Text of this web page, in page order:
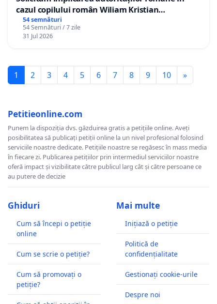
cazul copilului român Wiliam Kristian
Gheorghe, aflat în plasament în Danemarca de
12 ani
54 semnături
54 Semnături / 7 zile
31 Jul 2026
1 2 3 4 5 6 7 8 9 10 »
Petitieonline.com
Punem la dispoziția dvs. găzduirea gratis a petițiile online. Aveți
posibilitatea să publicați petiții online la un nivel profesional folosind
serviciile noastre dedicate. Petițiile noastre se regăsesc în mass media
în fiecare zi. Publicarea petițiilor prin intermediul serviciilor noastre
oferă impact și vizibilitate către publicul larg cât și către persoane ce
au putere de decizie
Ghiduri
Cum să începi o petiție
online
Cum se scrie o petiție?
Cum să promovați o
petiție?
Mai multe
Inițiază o petiție
Politică de
confidențialitate
Gestionați cookie-urile
Despre noi